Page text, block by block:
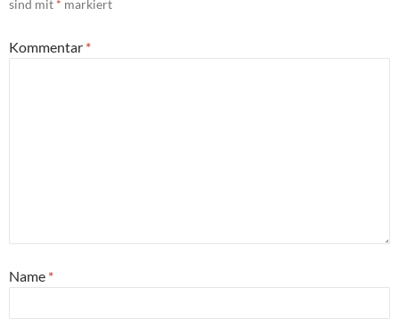
sind mit * markiert
Kommentar *
Name *